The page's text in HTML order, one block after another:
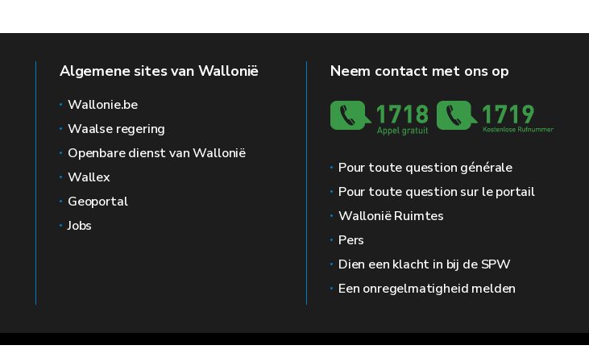
Algemene sites van Wallonië
Wallonie.be
Waalse regering
Openbare dienst van Wallonië
Wallex
Geoportal
Jobs
Neem contact met ons op
Pour toute question générale
Pour toute question sur le portail
Wallonië Ruimtes
Pers
Dien een klacht in bij de SPW
Een onregelmatigheid melden